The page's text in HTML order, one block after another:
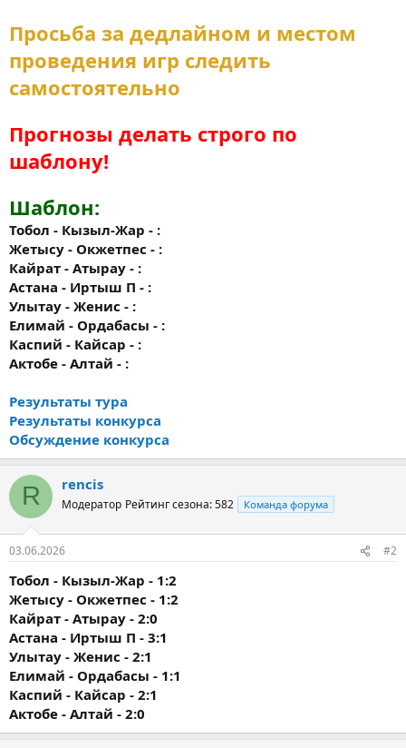
Просьба за дедлайном и местом
проведения игр следить
самостоятельно
Прогнозы делать строго по
шаблону!
Шаблон:
Тобол - Кызыл-Жар - :
Жетысу - Окжетпес - :
Кайрат - Атырау - :
Астана - Иртыш П - :
Улытау - Женис - :
Елимай - Ордабасы - :
Каспий - Кайсар - :
Актобе - Алтай - :
Результаты тура
Результаты конкурса
Обсуждение конкурса
R rencis
Модератор Рейтинг сезона: 582 Команда форума
03.06.2026 #2
Тобол - Кызыл-Жар - 1:2
Жетысу - Окжетпес - 1:2
Кайрат - Атырау - 2:0
Астана - Иртыш П - 3:1
Улытау - Женис - 2:1
Елимай - Ордабасы - 1:1
Каспий - Кайсар - 2:1
Актобе - Алтай - 2:0